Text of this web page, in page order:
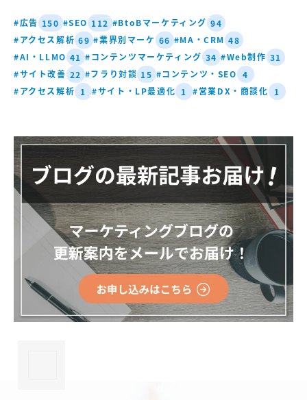
#広告 150 #SEO 112 #BtoBマーケティング 94
#アクセス解析 69 #業界別マーケ 66 #MA・CRM 48
#AI・LLMO 41 #コンテンツマーケティング 34 #Web制作 31
#サイト改善 22 #フラり対談 15 #コンテンツ・SEO 4
#アクセス解析 1 #サイト・LP最適化 1 #営業DX・商談化 1
×